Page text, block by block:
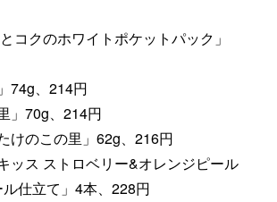
コクのホワイトポケットパック」
74g、214円
」70g、214円
けのこの里」62g、216円
ッス ストロベリー&オレンジピール
仕立て」4本、228円